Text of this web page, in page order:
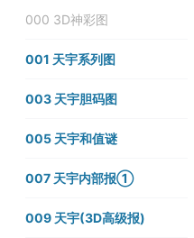
000 3D神彩图
001 天宇系列图
003 天宇胆码图
005 天宇和值谜
007 天宇内部报①
009 天宇(3D高级报)